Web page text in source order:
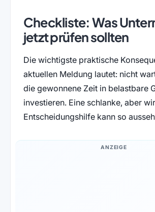
Checkliste: Was
jetzt prüfen sollten
Die wichtigste praktische
aktuellen Meldung lautet: nicht
die gewonnene Zeit in belastbare
investieren. Eine schlanke, aber
Entscheidungshilfe kann so
ANZEIGE